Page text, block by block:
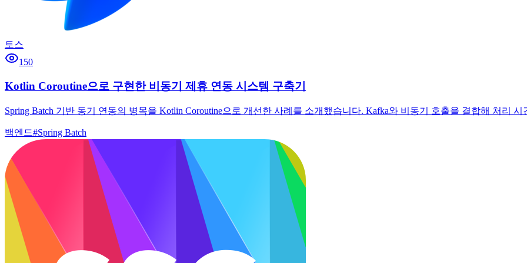
토스
150
Kotlin Coroutine으로 구현한 비동기 제휴 연동 시스템 구축기
Spring Batch 기반 동기 연동의 병목을 Kotlin Coroutine으로 개선한 사례를 소개했습니다. Kafka와 비동기 호출을 결합해 처리
백엔드#Spring Batch